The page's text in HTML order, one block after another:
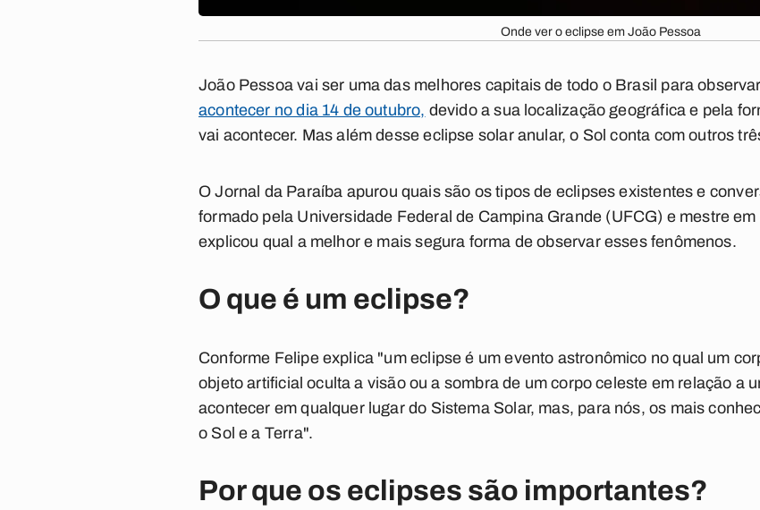
Onde ver o eclipse em João Pessoa
João Pessoa vai ser uma das melhores capitais de todo o Brasil para
acontecer no dia 14 de outubro, devido a sua localização geográfica e pela
vai acontecer. Mas além desse eclipse solar anular, o Sol conta com outros
OJornal da Paraíba apurou quais são os tipos de eclipses existentes e
formado pela Universidade Federal de Campina Grande (UFCG) e mestre
explicou qual a melhor e mais segura forma de observar esses fenômenos.
O que é um eclipse?
Conforme Felipe explica "um eclipse é um evento astronômico no qual um
objeto artificial oculta a visão ou a sombra de um corpo celeste em relação a
acontecer em qualquer lugar do Sistema Solar, mas, para nós, os mais
o Sol e a Terra".
Por que os eclipses são importantes?